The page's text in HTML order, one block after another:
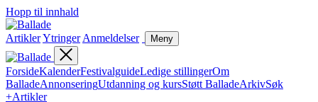
Hopp til innhald
ArtiklerYtringer Anmeldelser Meny
ForsideKalenderFestivalguideLedige stillingerOm
BalladeAnnonseringUtdanning og kursStøtt BalladeArkivSøk
+Artikler